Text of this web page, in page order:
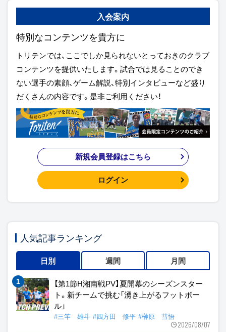
入会案内
特別なコンテンツを貴方に
トリテンでは、ここでしか見られないとっておきのクラブ
コンテンツを提供いたします。試合では見ることのでき
ない選手の素顔、ゲーム解説、特別インタビューなど盛り
だくさんの内容です。是非ご利用ください！
新規会員登録はこちら
ログイン
人気記事ランキング
日別 週間 月間
【第1節H湘南戦PV】夏開幕のシーズンスター
ト。新チームで挑む「湧き上がるフットボー
ル」
#三竿 雄斗 #四方田 修平 #榊原 彗悟
2026/08/07